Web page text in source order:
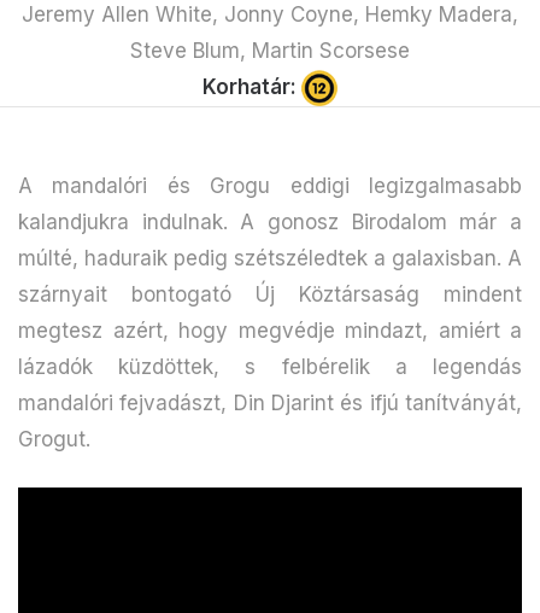
Jeremy Allen White, Jonny Coyne, Hemky Madera,
Steve Blum, Martin Scorsese
Korhatár:
A mandalóri és Grogu eddigi legizgalmasabb
kalandjukra indulnak. A gonosz Birodalom már a
múlté, haduraik pedig szétszéledtek a galaxisban. A
szárnyait bontogató Új Köztársaság mindent
megtesz azért, hogy megvédje mindazt, amiért a
lázadók küzdöttek, s felbérelik a legendás
mandalóri fejvadászt, Din Djarint és ifjú tanítványát,
Grogut.